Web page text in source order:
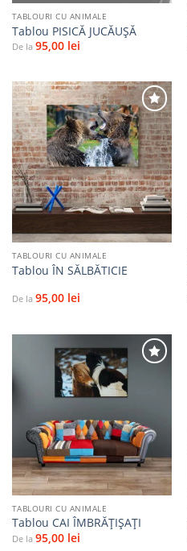
TABLOURI CU ANIMALE
Tablou PISICĂ JUCĂUȘĂ
De la 95,00 lei
Adaugă
la
favorite
TABLOURI CU ANIMALE
Tablou ÎN SĂLBĂTICIE
De la 95,00 lei
favorite
TABLOURI CU ANIMALE
Tablou CAI ÎMBRĂȚIȘAȚI
De la 95,00 lei